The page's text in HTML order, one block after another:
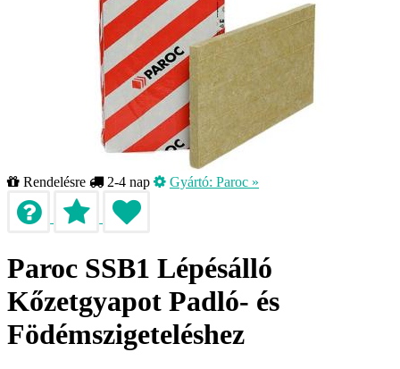
Rendelésre 2-4 nap Gyártó: Paroc »
Paroc SSB1 Lépésálló
Kőzetgyapot Padló- és
Födémszigeteléshez